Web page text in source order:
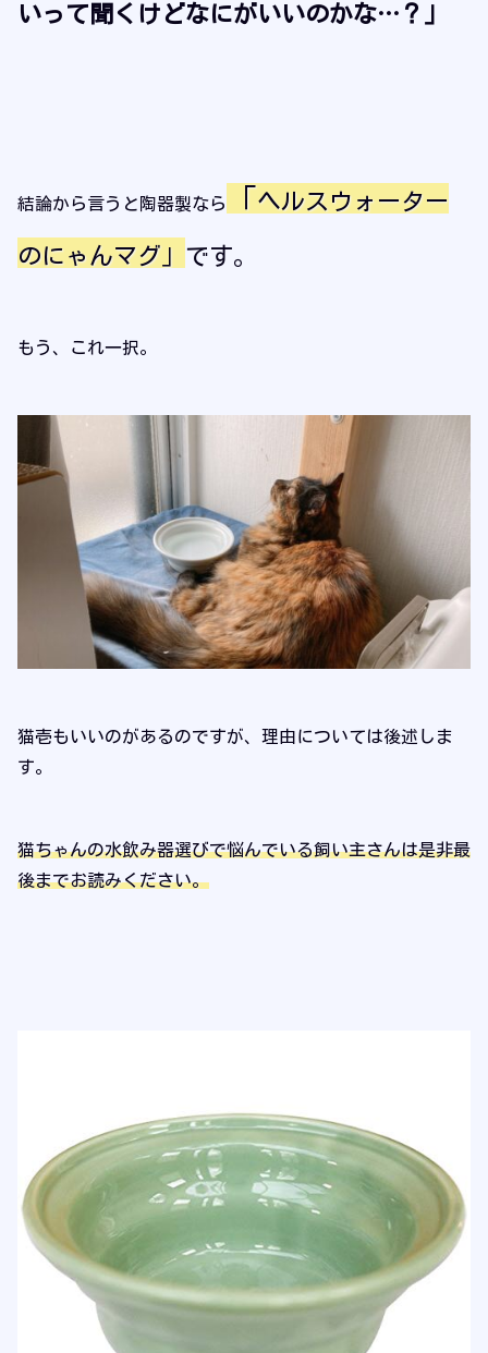
いって聞くけどなにがいいのかな…？」
結論から言うと陶器製なら 「ヘルスウォーター
のにゃんマグ」 です。
もう、これ一択。
猫壱もいいのがあるのですが、理由については後述しま
す。
猫ちゃんの水飲み器選びで悩んでいる飼い主さんは是非最
後までお読みください。